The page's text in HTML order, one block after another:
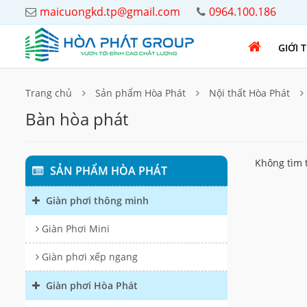
maicuongkd.tp@gmail.com 0964.100.186
GIỚI
Trang chủ Sản phẩm Hòa Phát Nội thất Hòa Phát
Bàn hòa phát
SẢN PHẨM HÒA PHÁT
Giàn phơi thông minh
Giàn Phơi Mini
Giàn phơi xếp ngang
Giàn phơi Hòa Phát
Không tìm